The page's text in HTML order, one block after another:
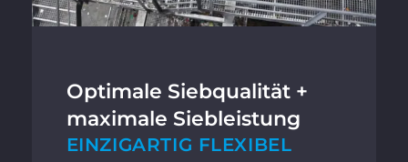
Optimale Siebqualität +
maximale Siebleistung
EINZIGARTIG FLEXIBEL